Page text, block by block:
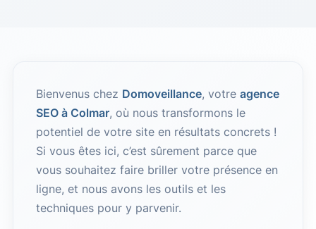
Bienvenus chez Domoveillance, votre agence
SEO à Colmar, où nous transformons le
potentiel de votre site en résultats concrets !
Si vous êtes ici, c’est sûrement parce que
vous souhaitez faire briller votre présence en
ligne, et nous avons les outils et les
techniques pour y parvenir.